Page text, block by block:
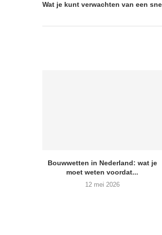
Wat je kunt verwachten van een
Bouwwetten in Nederland: wat je
moet weten voordat...
12 mei 2026